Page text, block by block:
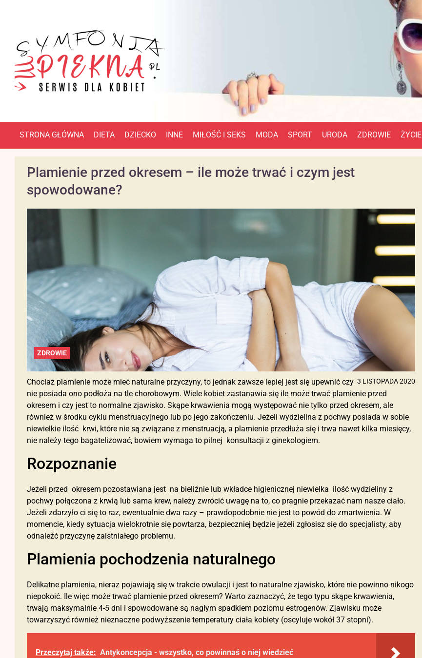
STRONA GŁÓWNA DIETA DZIECKO INNE MIŁOŚĆ I SEKS MODA SPORT URODA ZDROWIE ŻYCIE
Plamienie przed okresem – ile może trwać i czym jest
spowodowane?
ZDROWIE
3 LISTOPADA 2020
Chociaż plamienie może mieć naturalne przyczyny, to jednak zawsze lepiej jest się upewnić czy
nie posiada ono podłoża na tle chorobowym. Wiele kobiet zastanawia się ile może trwać plamienie przed
okresem i czy jest to normalne zjawisko. Skąpe krwawienia mogą występować nie tylko przed okresem, ale
również w środku cyklu menstruacyjnego lub po jego zakończeniu. Jeżeli wydzielina z pochwy posiada w sobie
niewielkie ilość krwi, które nie są związane z menstruacją, a plamienie przedłuża się i trwa nawet kilka miesięcy,
nie należy tego bagatelizować, bowiem wymaga to pilnej konsultacji z ginekologiem.
Rozpoznanie
Jeżeli przed okresem pozostawiana jest na bieliźnie lub wkładce higienicznej niewielka ilość wydzieliny z
pochwy połączona z krwią lub sama krew, należy zwrócić uwagę na to, co pragnie przekazać nam nasze ciało.
Jeżeli zdarzyło ci się to raz, ewentualnie dwa razy – prawdopodobnie nie jest to powód do zmartwienia. W
momencie, kiedy sytuacja wielokrotnie się powtarza, bezpieczniej będzie jeżeli zgłosisz się do specjalisty, aby
odnaleźć przyczynę zaistniałego problemu.
Plamienia pochodzenia naturalnego
Delikatne plamienia, nieraz pojawiają się w trakcie owulacji i jest to naturalne zjawisko, które nie powinno nikogo
niepokoić. Ile więc może trwać plamienie przed okresem? Warto zaznaczyć, że tego typu skąpe krwawienia,
trwają maksymalnie 4-5 dni i spowodowane są nagłym spadkiem poziomu estrogenów. Zjawisku może
towarzyszyć również nieznaczne podwyższenie temperatury ciała kobiety (oscyluje wokół 37 stopni).
Przeczytaj także: Antykoncepcja - wszystko, co powinnaś o niej wiedzieć